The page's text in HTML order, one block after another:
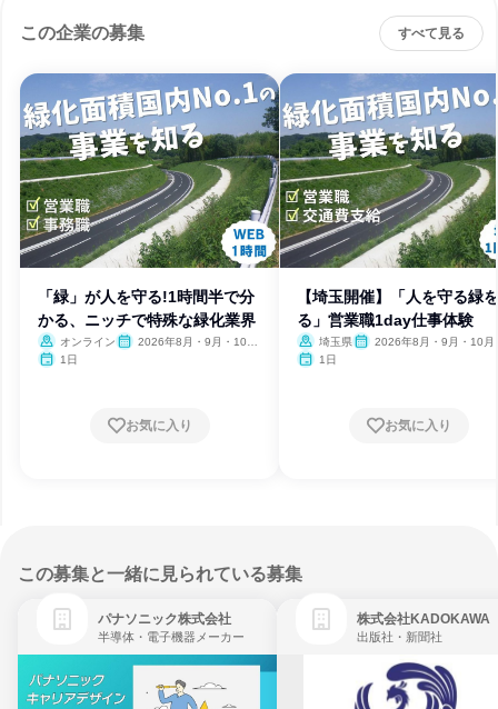
この企業の募集 すべて見る
「緑」が人を守る!1時間半で分
かる、ニッチで特殊な緑化業界
オンライン
2026年8月・9月・10
1日
お気に入り
【埼玉開催】「人を守る緑
る」営業職1day仕事体験
埼玉県
2026年8月・9月・10月
1日
お気に入り
この募集と一緒に見られている募集
パナソニック株式会社
半導体・電子機器メーカー
株式会社KADOKAWA
出版社・新聞社